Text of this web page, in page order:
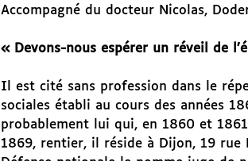
Accompagné du docteur Nicolas,
« Devons-nous espérer un réveil de
Il est cité sans profession dans le
sociales établi au cours des années
probablement lui qui, en 1860 et
1869, rentier, il réside à Dijon, 19 rue